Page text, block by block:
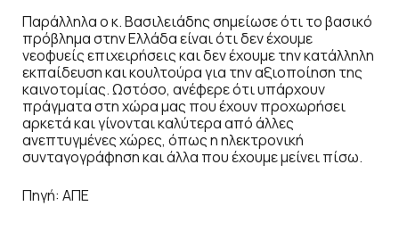
Παράλληλα ο κ. Βασιλειάδης σημείωσε ότι το βασικό
πρόβλημα στην Ελλάδα είναι ότι δεν έχουμε
νεοφυείς επιχειρήσεις και δεν έχουμε την κατάλληλη
εκπαίδευση και κουλτούρα για την αξιοποίηση της
καινοτομίας. Ωστόσο, ανέφερε ότι υπάρχουν
πράγματα στη χώρα μας που έχουν προχωρήσει
αρκετά και γίνονται καλύτερα από άλλες
ανεπτυγμένες χώρες, όπως η ηλεκτρονική
συνταγογράφηση και άλλα που έχουμε μείνει πίσω.
Πηγή: ΑΠΕ